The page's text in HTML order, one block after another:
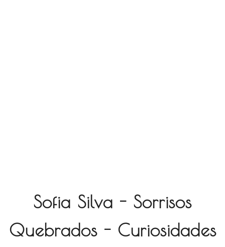
Sofia Silva - Sorrisos
Quebrados - Curiosidades